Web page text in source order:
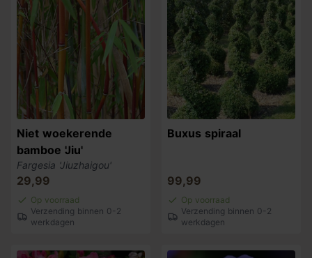
Niet woekerende
bamboe 'Jiu'
Fargesia 'Jiuzhaigou'
29,99
Op voorraad
Verzending binnen 0-2
werkdagen
Buxus spiraal
99,99
Op voorraad
Verzending binnen 0-2
werkdagen